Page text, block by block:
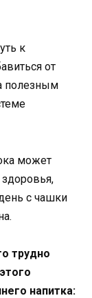
к
от
полезным
может
с чашки
трудно
напитка: